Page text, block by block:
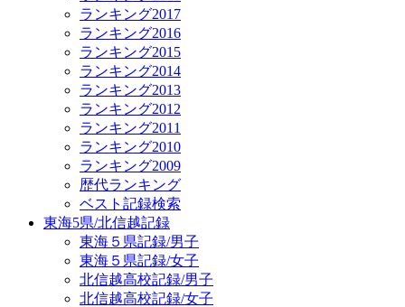
ランキング2017
ランキング2016
ランキング2015
ランキング2014
ランキング2013
ランキング2012
ランキング2011
ランキング2010
ランキング2009
歴代ランキング
ベスト記録検索
東海5県/北信越記録
東海５県記録/男子
東海５県記録/女子
北信越高校記録/男子
北信越高校記録/女子